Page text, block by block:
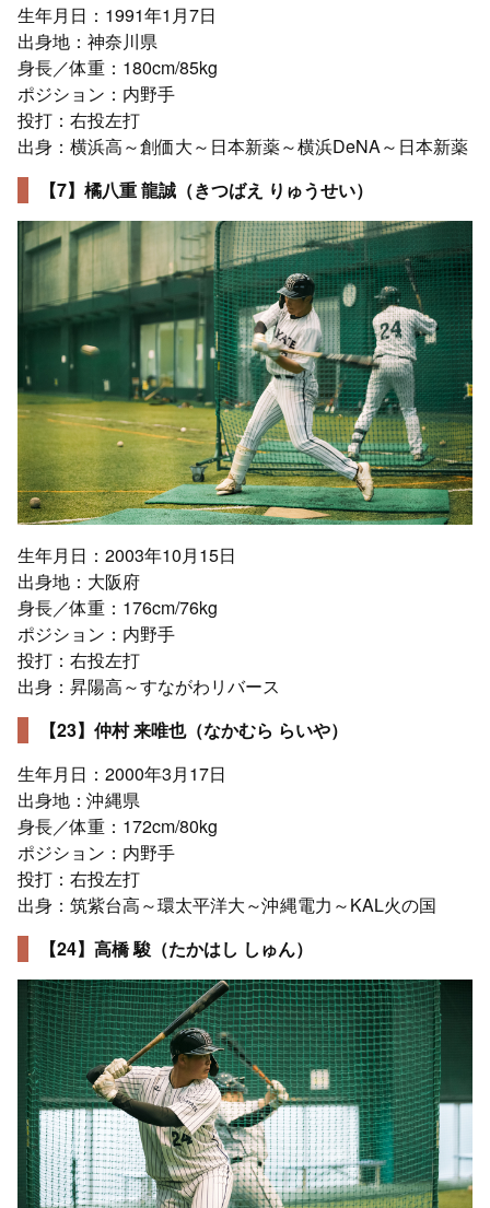
生年月日：1991年1月7日
出身地：神奈川県
身長／体重：180cm/85kg
ポジション：内野手
投打：右投左打
出身：横浜高～創価大～日本新薬～横浜DeNA～日本新薬
【7】橘八重 龍誠（きつばえ りゅうせい）
生年月日：2003年10月15日
出身地：大阪府
身長／体重：176cm/76kg
ポジション：内野手
投打：右投左打
出身：昇陽高～すながわリバース
【23】仲村 来唯也（なかむら らいや）
生年月日：2000年3月17日
出身地：沖縄県
身長／体重：172cm/80kg
ポジション：内野手
投打：右投左打
出身：筑紫台高～環太平洋大～沖縄電力～KAL火の国
【24】高橋 駿（たかはし しゅん）